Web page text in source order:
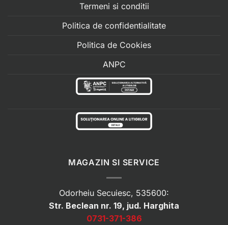
Termeni si conditii
Politica de confidentialitate
Politica de Cookies
ANPC
MAGAZIN SI SERVICE
Odorheiu Secuiesc, 535600:
Str. Beclean nr. 19, jud. Harghita
0731-371-386